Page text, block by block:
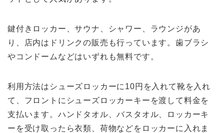
鍵付きロッカー、サウナ、シャワー、ラウンジがあ
り、店内はドリンクの販売も行っています。歯ブラシ
やコンドームなどはいずれも無料です。
利用方法はシューズロッカーに10円を入れて靴を入れ
て、フロントにシューズロッカーキーを渡して料金を
支払います。ハンドタオル、バスタオル、ロッカーキ
ーを受け取ったら衣類、荷物などをロッカーに入れま